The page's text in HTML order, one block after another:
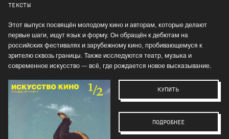
ТЕКСТЫ
Этот выпуск посвящён молодому кино и авторам, которые делают
первые шаги, ищут язык и форму. Он обращён к дебютам на
российских фестивалях и зарубежному кино, пробивающемуся к
зрителю сквозь границы. Также исследуются театр, музыка и
современное искусство — всё, где рождается новое высказывание.
КУПИТЬ
ПОДРОБНЕЕ